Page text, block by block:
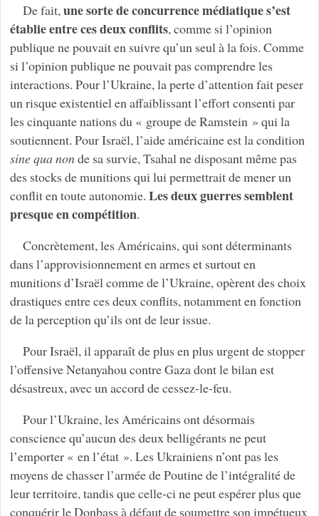
De fait,une sorte de concurrence médiatique s’est
établie entre ces deux conflits, comme si l’opinion
publique ne pouvait en suivre qu’un seul à la fois. Comme
si l’opinion publique ne pouvait pas comprendre les
interactions. Pour l’Ukraine, la perte d’attention fait peser
un risque existentiel en affaiblissant l’effort consenti par
les cinquante nations du « groupe de Ramstein » qui la
soutiennent. Pour Israël, l’aide américaine est la condition
sine qua nonde sa survie, Tsahal ne disposant même pas
des stocks de munitions qui lui permettrait de mener un
conflit en toute autonomie. Les deux guerres semblent
presque en compétition.
Concrètement, les Américains, qui sont déterminants
dans l’approvisionnement en armes et surtout en
munitions d’Israël comme de l’Ukraine, opèrent des choix
drastiques entre ces deux conflits, notamment en fonction
de la perception qu’ils ont de leur issue.
Pour Israël, il apparaît de plus en plus urgent de stopper
l’offensive Netanyahou contre Gaza dont le bilan est
désastreux, avec un accord de cessez-le-feu.
Pour l’Ukraine, les Américains ont désormais
conscience qu’aucun des deux belligérants ne peut
l’emporter « en l’état ». Les Ukrainiens n’ont pas les
moyens de chasser l’armée de Poutine de l’intégralité de
leur territoire, tandis que celle-ci ne peut espérer plus que
conquérir le Donbass à défaut de soumettre son impétueux